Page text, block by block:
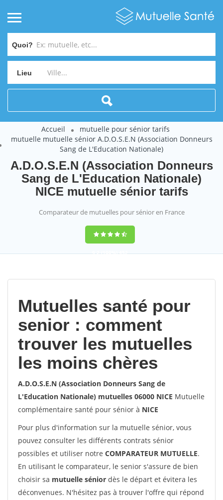
Quoi?
Lieu
Accueil
mutuelle pour sénior tarifs
mutuelle mutuelle sénior A.D.O.S.E.N (Association Donneurs
Sang de L'Education Nationale)
A.D.O.S.E.N (Association Donneurs
Sang de L'Education Nationale)
NICE mutuelle sénior tarifs
Comparateur de mutuelles pour sénior en France
9,2(100%)452
Mutuelles santé pour
senior : comment
trouver les mutuelles
les moins chères
A.D.O.S.E.N (Association Donneurs Sang de
L'Education Nationale) mutuelles 06000 NICE Mutuelle
complémentaire santé pour sénior à NICE
Pour plus d'information sur la mutuelle sénior, vous
pouvez consulter les différents contrats sénior
possibles et utiliser notre COMPARATEUR MUTUELLE.
En utilisant le comparateur, le senior s'assure de bien
choisir sa mutuelle sénior dès le départ et évitera les
déconvenues. N'hésitez pas à trouver l'offre qui répond